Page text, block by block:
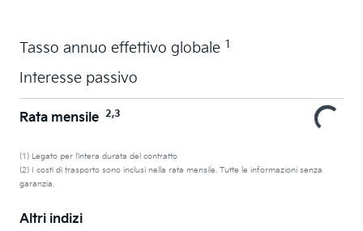
Tasso annuo effettivo globale 1
Interesse passivo
Rata mensile 2,3
(1) Legato per l’intera durata del contratto
(2) I costi di trasporto sono inclusi nella rata mensile. Tutte le informazioni senza
garanzia.
Altri indizi